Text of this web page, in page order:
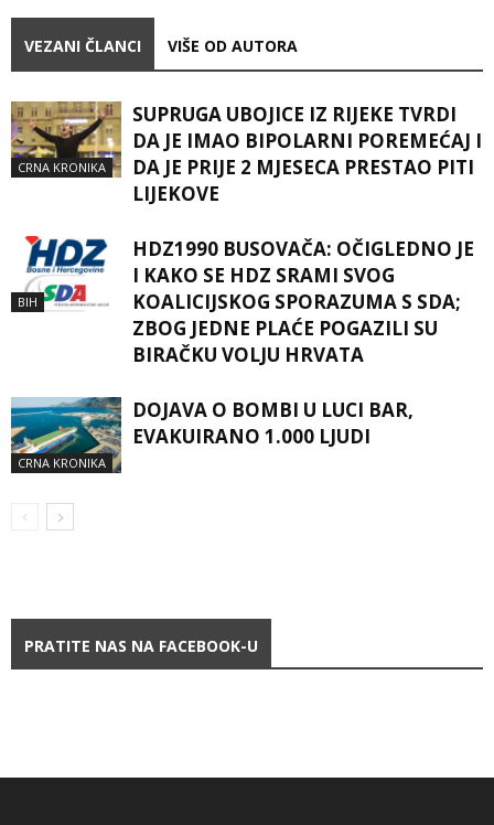
VEZANI ČLANCI VIŠE OD AUTORA
CRNA KRONIKA
SUPRUGA UBOJICE IZ RIJEKE TVRDI
DA JE IMAO BIPOLARNI POREMEĆAJ I
DA JE PRIJE 2 MJESECA PRESTAO PITI
LIJEKOVE
BIH
HDZ1990 BUSOVAČA: OČIGLEDNO JE
I KAKO SE HDZ SRAMI SVOG
KOALICIJSKOG SPORAZUMA S SDA;
ZBOG JEDNE PLAĆE POGAZILI SU
BIRAČKU VOLJU HRVATA
CRNA KRONIKA
DOJAVA O BOMBI U LUCI BAR,
EVAKUIRANO 1.000 LJUDI
PRATITE NAS NA FACEBOOK-U